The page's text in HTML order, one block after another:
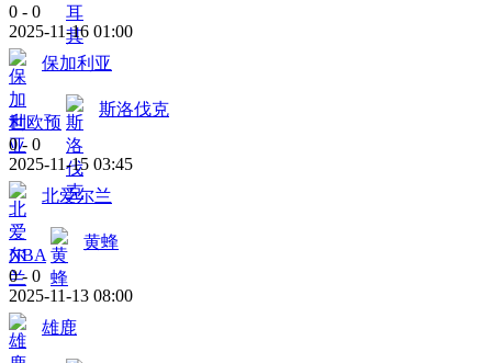
0 - 0
2025-11-16 01:00
保加利亚
世欧预
斯洛伐克
0 - 0
2025-11-15 03:45
北爱尔兰
NBA
黄蜂
0 - 0
2025-11-13 08:00
雄鹿